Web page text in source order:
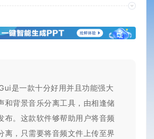
是一款十分好用并且功能强大
和背景音乐分离工具，由相逢储
布。这款软件够帮助用户将音频
离，只需要将音频文件上传至界